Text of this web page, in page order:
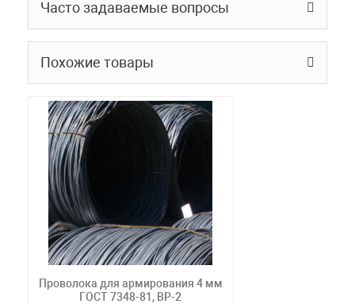
Часто задаваемые вопросы
Похожие товары
Проволока для армирования 4 мм
ГОСТ 7348-81, ВР-2